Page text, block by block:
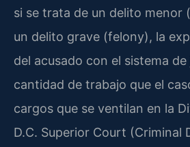
si se trata de un delito menor
un delito grave (felony), la
del acusado con el sistema
cantidad de trabajo que el
cargos que se ventilan en la
D.C. Superior Court (Criminal